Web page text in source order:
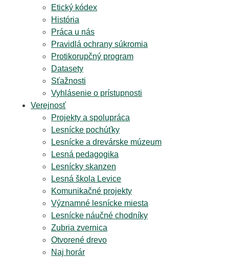
Etický kódex
História
Práca u nás
Pravidlá ochrany súkromia
Protikorupčný program
Datasety
Sťažnosti
Vyhlásenie o prístupnosti
Verejnosť
Projekty a spolupráca
Lesnícke pochúťky
Lesnícke a drevárske múzeum
Lesná pedagogika
Lesnícky skanzen
Lesná škola Levice
Komunikačné projekty
Významné lesnícke miesta
Lesnícke náučné chodníky
Zubria zvernica
Otvorené drevo
Naj horár